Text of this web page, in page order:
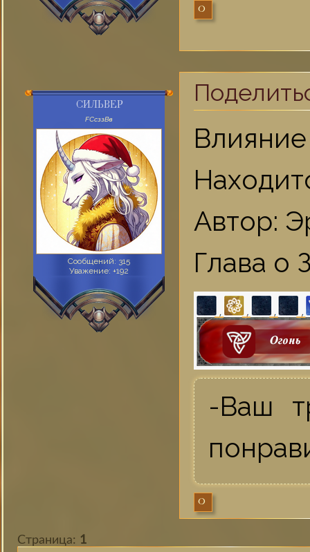
0
СИЛЬВЕР
FСсззВв
Сообщений: 315
Уважение: +192
Автор:
Глава о
-Ваш
0
Страница: 1